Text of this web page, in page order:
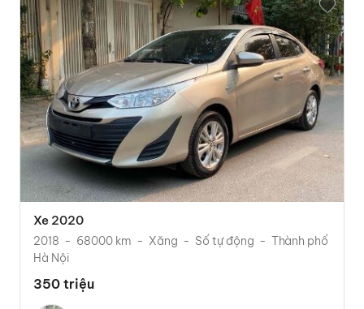
Xe 2020
2018 68000 km Xăng Số tự động
Thành phố
Hà Nội
350 triệu